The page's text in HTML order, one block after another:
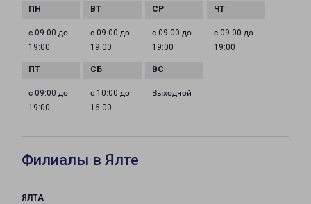
с 09:00 до
19:00
с 09:00 до
19:00
с 09:00 до
19:00
с 09:00 до
19:00
с 09:00 до
19:00
с 10:00 до
16:00
Выходной
Филиалы в Ялте
ЯЛТА